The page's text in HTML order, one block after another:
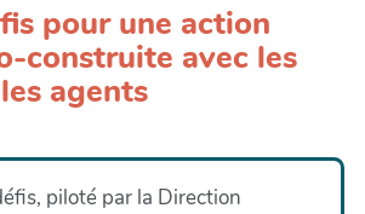
pour une action
construite avec les
agents
piloté par la Direction